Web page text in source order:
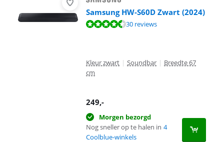
Samsung HW-S60D Zwart (2024)
Beoordeling is 8,5 van de 10, gebaseerd op 30 reviews.
30 reviews
Kleur zwart | Soundbar | Breedte 67
cm
249,-
Morgen bezorgd
Nog sneller op te halen in 4
Coolblue-winkels